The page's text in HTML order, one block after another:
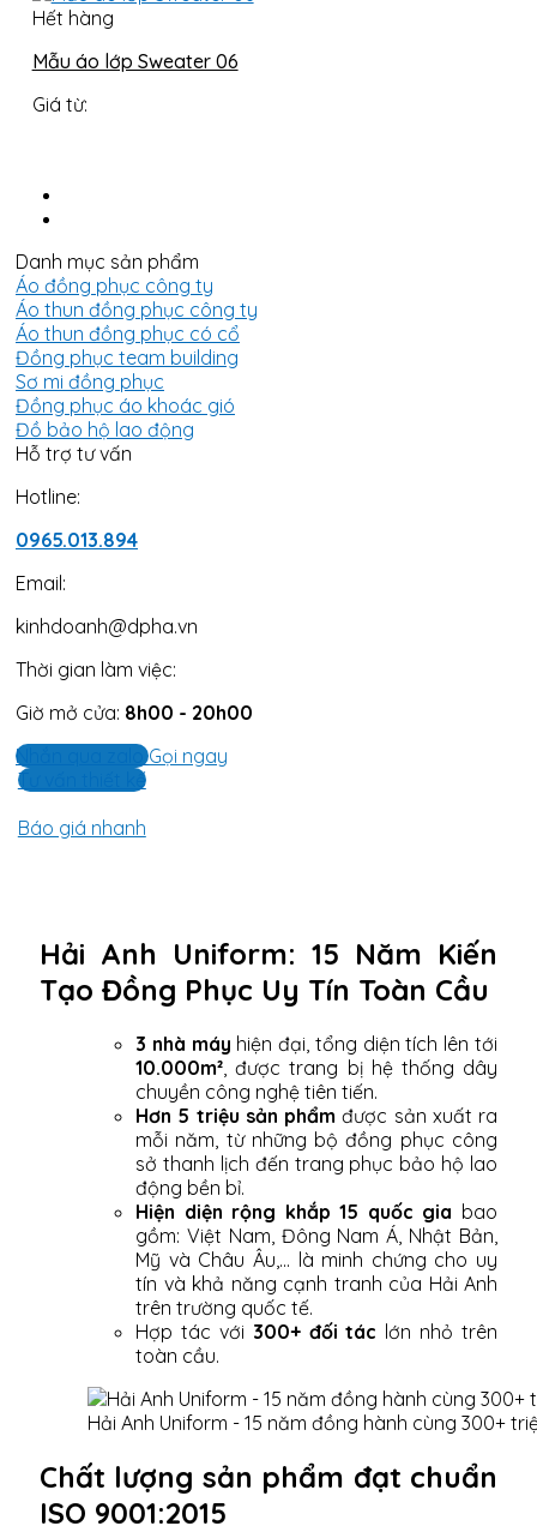
Hết hàng
Mẫu áo lớp Sweater 06
Giá từ:
Danh mục sản phẩm
Áo đồng phục công ty
Áo thun đồng phục công ty
Áo thun đồng phục có cổ
Đồng phục team building
Sơ mi đồng phục
Đồng phục áo khoác gió
Đồ bảo hộ lao động
Hỗ trợ tư vấn
Hotline:
0965.013.894
Email:
kinhdoanh@dpha.vn
Thời gian làm việc:
Giờ mở cửa: 8h00 - 20h00
Nhắn qua zalo
Gọi ngay
Tư vấn thiết kế
Báo giá nhanh
Hải Anh Uniform: 15 Năm Kiến
Tạo Đồng Phục Uy Tín Toàn Cầu
3 nhà máy hiện đại, tổng diện tích lên tới
10.000m² , được trang bị hệ thống dây
chuyền công nghệ tiên tiến.
Hơn 5 triệu sản phẩm được sản xuất ra
mỗi năm, từ những bộ đồng phục công
sở thanh lịch đến trang phục bảo hộ lao
động bền bỉ.
Hiện diện rộng khắp 15 quốc gia bao
gồm: Việt Nam, Đông Nam Á, Nhật Bản,
Mỹ và Châu Âu,... là minh chứng cho uy
tín và khả năng cạnh tranh của Hải Anh
trên trường quốc tế.
Hợp tác với 300+ đối tác lớn nhỏ trên
toàn cầu.
Hải Anh Uniform - 15 năm đồng hành cùng 300+
Chất lượng sản phẩm đạt chuẩn
ISO 9001:2015